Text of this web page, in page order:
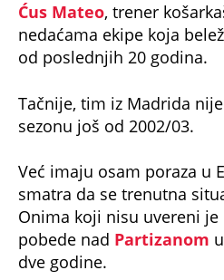
Ćus Mateo, trener
nedaćama ekipe koja
od poslednjih 20 godina.
Tačnije, tim iz Madrida
sezonu još od 2002/03.
Već imaju osam poraza u
smatra da se trenutna
Onima koji nisu uvereni
pobede nad Partizanom
dve godine.